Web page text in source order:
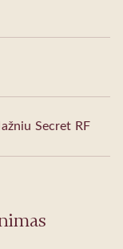
Secret RF